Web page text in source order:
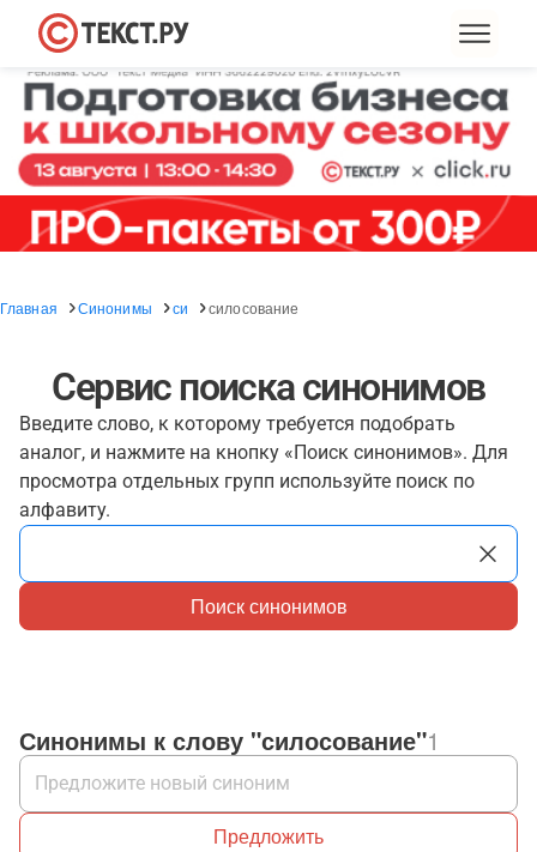
Главная Синонимы си силосование
Сервис поиска синонимов
Введите слово, к которому требуется подобрать
аналог, и нажмите на кнопку «Поиск синонимов». Для
просмотра отдельных групп используйте поиск по
алфавиту.
Поиск синонимов
Синонимы к слову "силосование"1
Предложить